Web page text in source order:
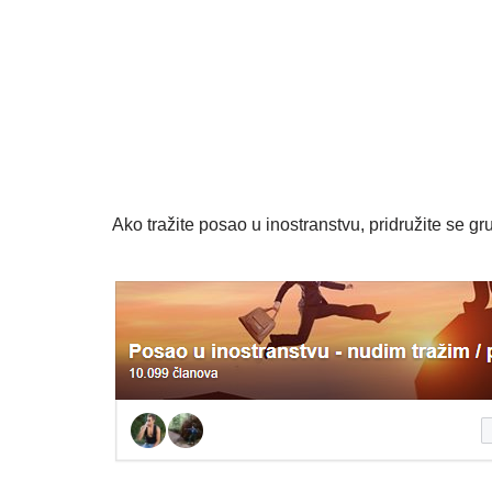
Ako tražite posao u inostranstvu, pridružite se